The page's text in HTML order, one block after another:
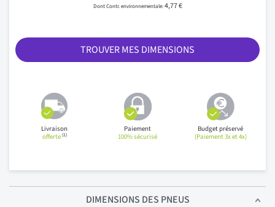
4,77 €
TROUVER MES DIMENSIONS
Livraison
offerte(1)
Paiement
100% sécurisé
Budget préservé
(Paiement 3x et 4x)
DIMENSIONS DES PNEUS